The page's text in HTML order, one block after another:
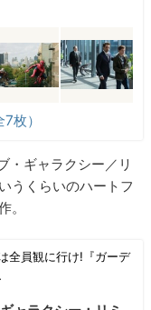
枚）
・ギャラクシー／リ
うくらいのハートフ
。
全員観に行け!『ガーデ